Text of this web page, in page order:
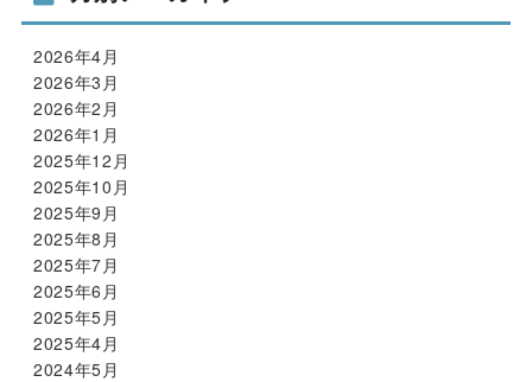
2026年4月
2026年3月
2026年2月
2026年1月
2025年12月
2025年10月
2025年9月
2025年8月
2025年7月
2025年6月
2025年5月
2025年4月
2024年5月